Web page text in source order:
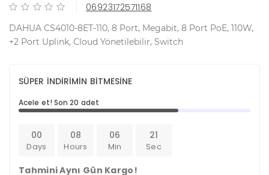
06923172571168
DAHUA CS4010-8ET-110, 8 Port, Megabit, 8 Port PoE, 110W,
+2 Port Uplink, Cloud Yönetilebilir, Switch
SÜPER İNDİRİMİN BİTMESİNE
Acele et! Son 20 adet
00
Days
08
Hours
06
Min
20
Sec
Tahmini Aynı Gün Kargo!